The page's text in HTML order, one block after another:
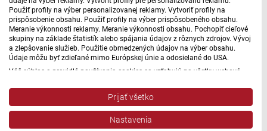
Použiť profily na výber personalizovanej reklamy. Vytvoriť profily na
prispôsobenie obsahu. Použiť profily na výber prispôsobeného obsahu.
Meranie výkonnosti reklamy. Meranie výkonnosti obsahu. Pochopiť cieľové
skupiny na základe štatistík alebo spájania údajov z rôznych zdrojov. Vývoj
a zlepšovanie služieb. Použitie obmedzených údajov na výber obsahu.
Údaje môžu byť zdieľané mimo Európskej únie a odosielané do USA.
Váš súhlas a pravidlá používania cookies sa vzťahujú na všetky webové
Stred, Rádio Regina Západ, Rádio Patria, Rádio Devín, RTVS, Hudobné
pozdravy, Rádio Slovensko, RSI Francais, RSI English, RSI Slovensky, Rádio
Junior, RSI, Rádio Regina Východ, Rádio_FM, RSI Espanol, NEV.
Zobraziť zoznam partnerov (1 predajcovia IAB)
Prijať všetko
Nastavenia